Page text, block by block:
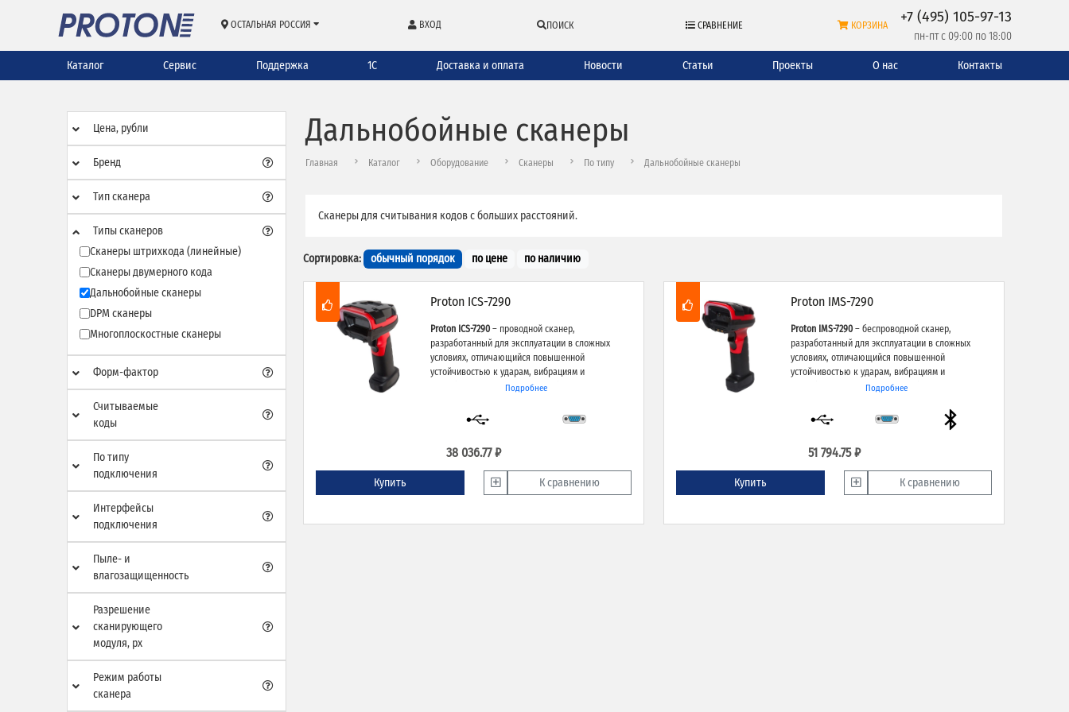
ОСТАЛЬНАЯ РОССИЯ ВХОД ПОИСК СРАВНЕНИЕ КОРЗИНА +7 (495) 105-97-13
пн-пт с 09:00 по 18:00
Каталог Сервис Поддержка 1С Доставка и оплата Новости Статьи Проекты О нас Контакты
Цена, рубли
Бренд
Тип сканера
Типы сканеров
Сканеры штрихкода (линейные)
Сканеры двумерного кода
Дальнобойные сканеры
DPM сканеры
Многоплоскостные сканеры
Форм-фактор
Считываемые
коды
По типу
подключения
Интерфейсы
подключения
Пыле- и
влагозащищенность
Разрешение
сканирующего
модуля, px
Режим работы
сканера
Дальнобойные сканеры
Главная Каталог Оборудование Сканеры По типу Дальнобойные сканеры
Сканеры для считывания кодов с больших расстояний.
Сортировка: обычный порядок по цене по наличию
Proton ICS-7290
Proton ICS-7290 – проводной сканер,
разработанный для эксплуатации в сложных
условиях, отличающийся повышенной
устойчивостью к ударам, вибрациям и
способностью сканировать на больших
Подробнее
38 036.77 ₽
Купить К сравнению
Proton IMS-7290
Proton IMS-7290 – беспроводной сканер,
разработанный для эксплуатации в сложных
условиях, отличающийся повышенной
устойчивостью к ударам, вибрациям и
способностью сканировать на больших
Подробнее
51 794.75 ₽
Купить К сравнению